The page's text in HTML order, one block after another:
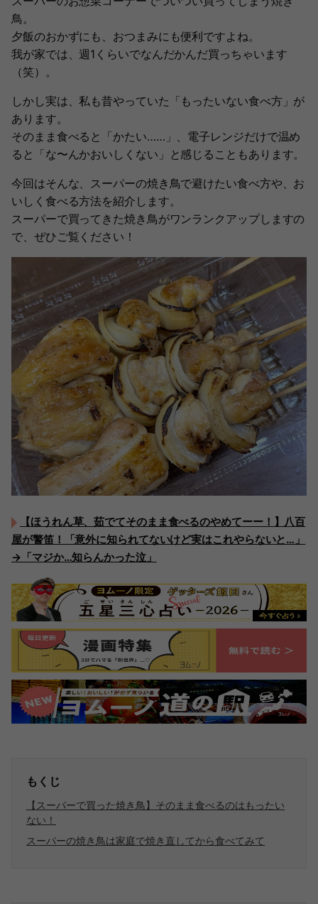
鳥。
夕飯のおかずにも、おつまみにも便利ですよね。
我が家では、週1くらいでなんだかんだ買っちゃいます
（笑）。
しかし実は、私も昔やっていた「もったいない食べ方」が
あります。
そのまま食べると「かたい……」、電子レンジだけで温め
ると「な〜んかおいしくない」と感じることもあります。
今回はそんな、スーパーの焼き鳥で避けたい食べ方や、お
いしく食べる方法を紹介します。
スーパーで買ってきた焼き鳥がワンランクアップしますの
で、ぜひご覧ください！
【ほうれん草、茹でてそのまま食べるのやめてーー！】八百
屋が警笛！「意外に知られてないけど実はこれやらないと…」
→「マジか…知らんかった泣」
もくじ
【スーパーで買った焼き鳥】そのまま食べるのはもったい
ない！
スーパーの焼き鳥は家庭で焼き直してから食べてみて